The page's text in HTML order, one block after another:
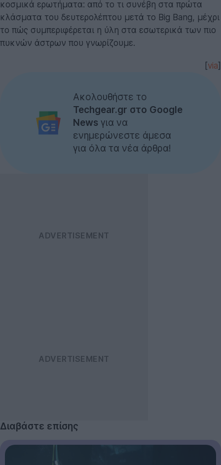
κοσμικά ερωτήματα: από το τι συνέβη στα πρώτα
κλάσματα του δευτερολέπτου μετά το Big Bang, μέχρι
το πώς συμπεριφέρεται η ύλη στα εσωτερικά των πιο
πυκνών άστρων που γνωρίζουμε.
via
Ακολουθήστε το
Techgear.gr στο Google
News για να
ενημερώνεστε άμεσα
για όλα τα νέα άρθρα!
Διαβάστε επίσης